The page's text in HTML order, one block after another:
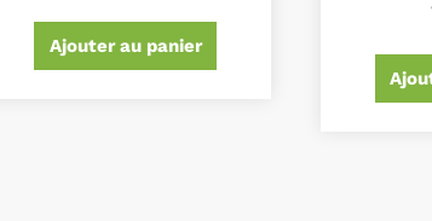
Ajouter au panier